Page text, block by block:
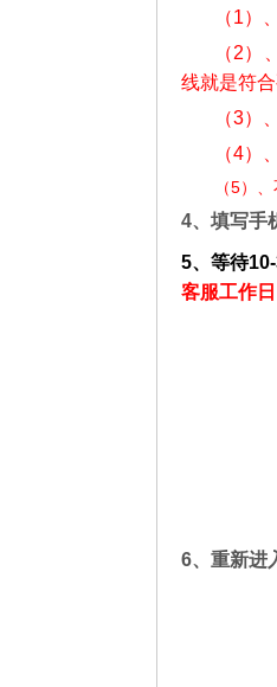
（1）
（2）
线就是符合
（3）
（4）
（5）
4、填写手
5、等待
客服工作
6、重新进